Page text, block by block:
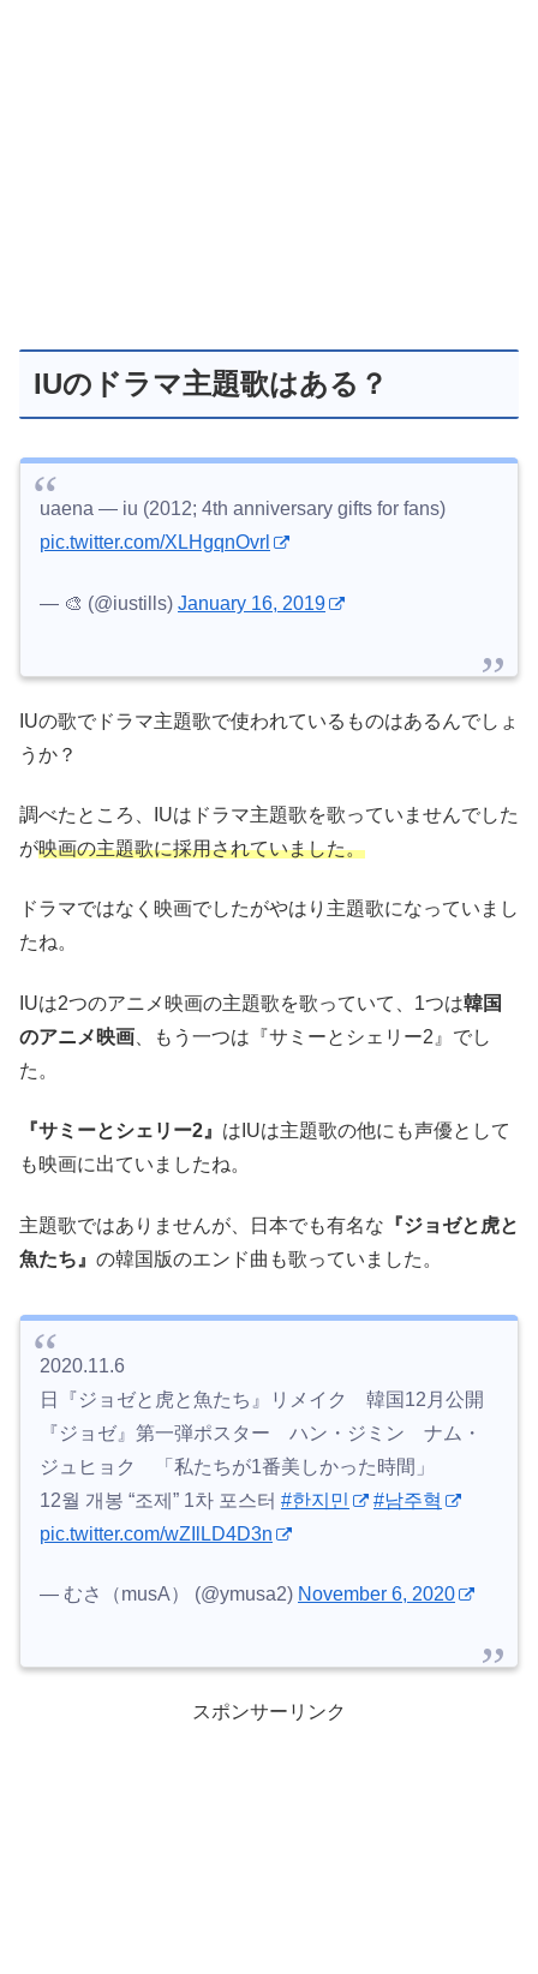
IUのドラマ主題歌はある？
uaena — iu (2012; 4th anniversary gifts for fans)
pic.twitter.com/XLHgqnOvrl
— 🎨 (@iustills) January 16, 2019
IUの歌でドラマ主題歌で使われているものはあるんでしょ
うか？
調べたところ、IUはドラマ主題歌を歌っていませんでした
が映画の主題歌に採用されていました。
ドラマではなく映画でしたがやはり主題歌になっていまし
たね。
IUは2つのアニメ映画の主題歌を歌っていて、1つは韓国
のアニメ映画 、もう一つは『サミーとシェリー2』でし
た。
『サミーとシェリー2』 はIUは主題歌の他にも声優として
も映画に出ていましたね。
主題歌ではありませんが、日本でも有名な 『ジョゼと虎と
魚たち』 の韓国版のエンド曲も歌っていました。
2020.11.6
日『ジョゼと虎と魚たち』リメイク 韓国12月公開
『ジョゼ』第一弾ポスター ハン・ジミン ナム・
ジュヒョク 「私たちが1番美しかった時間」
12월 개봉 “조제” 1차 포스터 #한지민
#남주혁
pic.twitter.com/wZIlLD4D3n
— むさ（musA） (@ymusa2) November 6, 2020
スポンサーリンク